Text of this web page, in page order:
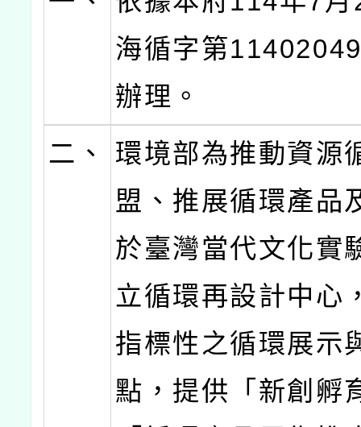
海循字第
辦理。
二、
環境部為推動資源
盟、推展循環產品
於臺灣當代文化實
立循環再設計中心
指標性之循環展示
點，提供「新創孵